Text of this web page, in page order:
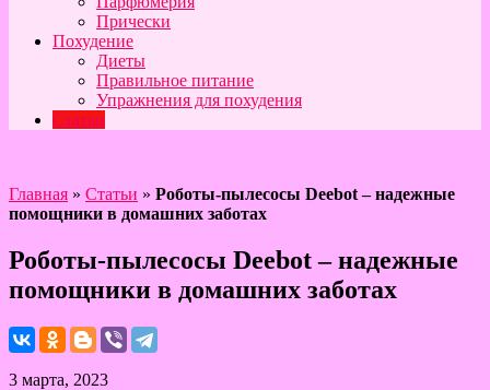
Прически
Похудение
Диеты
Правильное питание
Упражнения для похудения
Статьи
Главная » Статьи » Роботы-пылесосы Deebot – надежные
помощники в домашних заботах
Роботы-пылесосы Deebot – надежные
помощники в домашних заботах
3 марта, 2023